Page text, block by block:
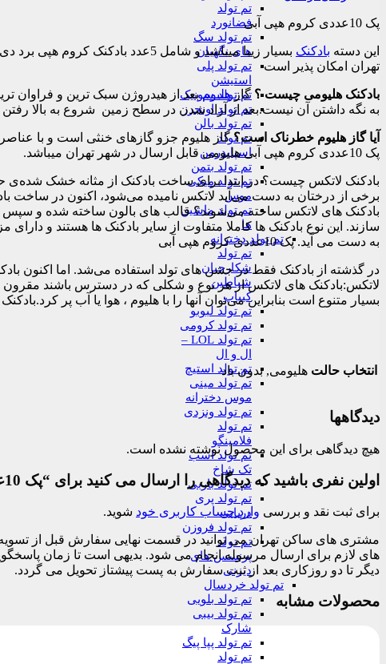
تم تولد
فضانورد
تم تولد سگ
های نگهبان
تم تولد پلی
استیشن
تم تولد سونیک
تم تولد اونجرز
تم تولد بالن
تم تولد
اسپایدرمن
تم تولد بتمن
تم تولد میکی
موس
تم تولد ماشین
ها
تم تولد دخترانه
تم تولد
شکارچیان
شیاطین
کیپاپ
تم تولد لبوبو
تم تولد کرومی
تم تولد LOL –
ال و ال
تم تولد استیچ
تم تولد مینی
موس دخترانه
تم تولد ونزدی
تم تولد
فلامینگو
تم تولد اسب
تک شاخ
تم تولد باربی
تم تولد پری
دریایی
تم تولد فروزن
تم تولد
پرنسس های
دیزنی
تم تولد خردسال
تم تولد بلویی
تم تولد بیبی
شارک
تم تولد پپا پیگ
تم تولد
پک 10عددی کروم هپی آبی
این دسته بادکنک
تهران امکان پذیر است
بادکنک هلیومی چیست ؟گازهلیوم بعد از هیدروژن سبک‌ ترین و فراوان‌
به نگه داشتن آن نیست.بعد از آزاد شدن در سطح زمین شروع به بالا
آیا گاز هلیوم خطرناک است؟گاز هلیوم جزو گازهای خنثی است و با
پک 10عددی کروم هپی آبی هلیومی قابل ارسال در شهر تهران میباشد.
بادکنک لاتکس چیست؟ در ابتدا برای ساخت بادکنک از مثانه خشک شده‌ی
برخی از درختان به دست می‌آید لاتکس نامیده می‌شود، اکنون در ساخت
بادکنک های لاتکس ساخته می‌شوند؟ قالب های بالون ساخته شده و سپس
سازند. این نوع بادکنک ها کاملا متفاوت از سایر بادکنک ها هستند و
به دست می آید. پک 10عددی کروم هپی آبی
در گذشته از بادکنک فقط در جشن های تولد استفاده می‌شد. اما اکنون
لاتکس:بادکنک های لاتکس از هر نوع و شکلی که در دسترس باشند مقرون
بسیار متنوع است بنابراین می‌توان آنها را با هلیوم ، هوا یا آب پر کرد.بادکنک های
انتخاب حالت هلیومی, بدون باد
دیدگاهها
هیچ دیدگاهی برای این محصول نوشته نشده است.
اولین نفری باشید که دیدگاهی را ارسال می کنید برای “پک 10عددی کروم هپی آبی”
برای ثبت نقد و بررسی وارد حساب کاربری خود شوید.
دیگر تا دو روزکاری بعد از ثبت سفارش به پست پیشتاز تحویل می گردد.
محصولات مشابه